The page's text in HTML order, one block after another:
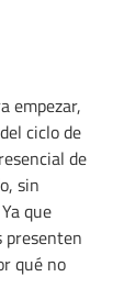
empezar,
ciclo de
de
sin
que
presenten
qué no